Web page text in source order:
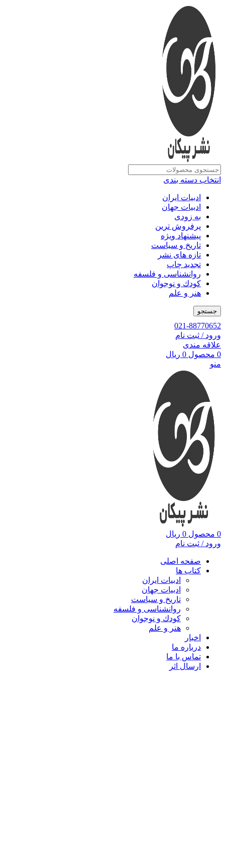
انتخاب دسته بندی
ادبیات ایران
ادبیات جهان
به زودی
پرفروش ترین
پیشنهاد ویژه
تاریخ و سیاست
تازه های نشر
تجدید چاپ
روانشناسی و فلسفه
کودك و نوجوان
هنر و علم
جستجو
021-88770652
ورود / ثبت نام
علاقه مندی
0 محصول 0 ریال
منو
0 محصول 0 ریال
ورود / ثبت نام
صفحه اصلی
کتاب ها
ادبیات ایران
ادبیات جهان
تاریخ و سیاست
روانشناسی و فلسفه
کودك و نوجوان
هنر و علم
اخبار
درباره ما
تماس با ما
ارسال اثر